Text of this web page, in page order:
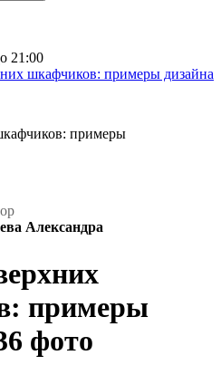
21:00
шкафчиков: примеры дизайна
Александра
примеры
фото